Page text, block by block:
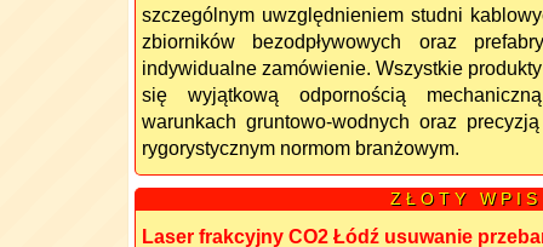
szczególnym uwzględnieniem studni
zbiorników bezodpływowych oraz
indywidualne zamówienie. Wszystkie
się wyjątkową odpornością
warunkach gruntowo-wodnych oraz
rygorystycznym normom branżowym.
Z Ł O T Y W P I S
Laser frakcyjny CO2 Łódź usuwanie